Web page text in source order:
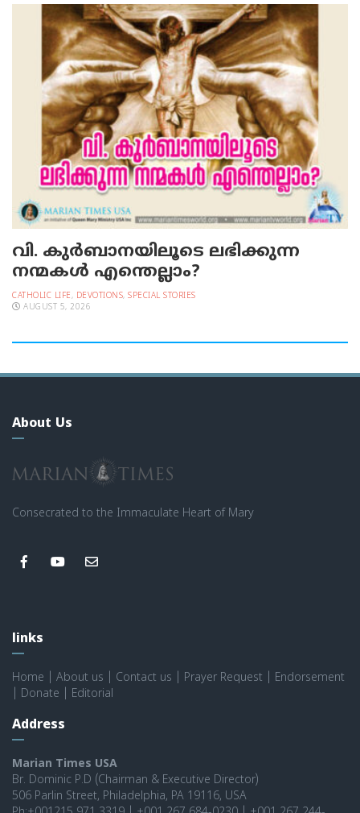
വി. കുര്‍ബാനയിലൂടെ ലഭിക്കുന്ന
നന്മകള്‍ എന്തെല്ലാം?
CATHOLIC LIFE, DEVOTIONS, SPECIAL STORIES
AUGUST 5, 2026
About Us
Consecrated to the Immaculate Heart of Mary
links
Home About us Contact us Prayer Request
Endorsement
Donate Editorial
Address
Marian Times USA
Br. Dominic P.D (Chairman & Executive Director)
506 Parlin Street, Philadelphia, PA 19116, USA